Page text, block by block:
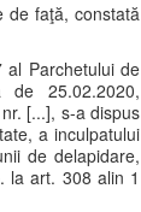
de faţă, constată
al Parchetului de
25.02.2020,
[...], s-a dispus
a inculpatului
de delapidare,
la art. 308 alin 1